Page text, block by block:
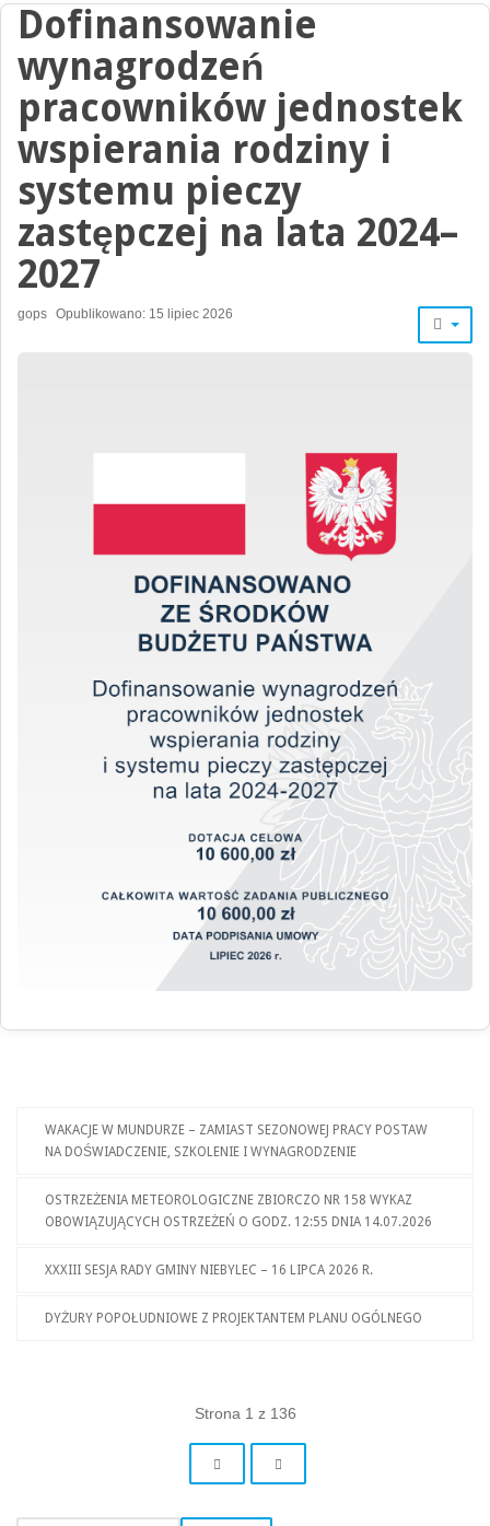
Dofinansowanie
wynagrodzeń
pracowników jednostek
wspierania rodziny i
systemu pieczy
zastępczej na lata 2024–
2027
gops Opublikowano: 15 lipiec 2026
WAKACJE W MUNDURZE – ZAMIAST SEZONOWEJ PRACY POSTAW
NA DOŚWIADCZENIE, SZKOLENIE I WYNAGRODZENIE
OSTRZEŻENIA METEOROLOGICZNE ZBIORCZO NR 158 WYKAZ
OBOWIĄZUJĄCYCH OSTRZEŻEŃ O GODZ. 12:55 DNIA 14.07.2026
XXXIII SESJA RADY GMINY NIEBYLEC – 16 LIPCA 2026 R.
DYŻURY POPOŁUDNIOWE Z PROJEKTANTEM PLANU OGÓLNEGO
Strona 1 z 136